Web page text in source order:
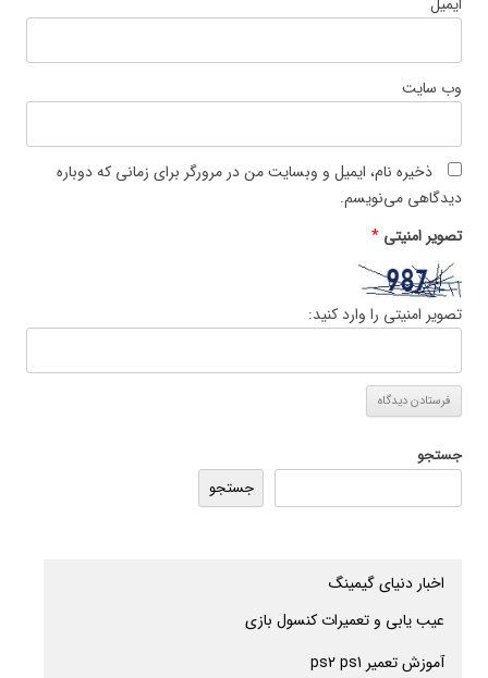
وب‌ سایت
ذخیره نام، ایمیل و وبسایت من در مرورگر برای زمانی که دوباره
دیدگاهی می‌نویسم.
تصویر امنیتی *
تصویر امنیتی را وارد کنید:
جستجو
جستجو
اخبار دنیای گیمینگ
عیب یابی و تعمیرات کنسول بازی
آموزش تعمیر ps2 ps1